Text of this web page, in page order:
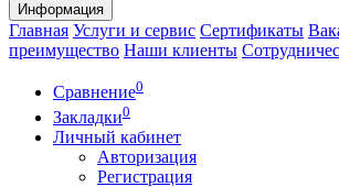
Информация
Главная Услуги и сервис Сертификаты
преимущество Наши клиенты
Сравнение0
Закладки0
Личный кабинет
Авторизация
Регистрация